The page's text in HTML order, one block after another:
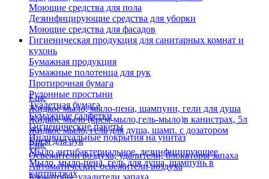
Моющие средства для пола
Дезинфицирующие средства для уборки
Моющие средства для фасадов
Гигиеническая продукция для санитарных комнат и
кухонь
Бумажная продукция
Бумажные полотенца для рук
Протирочная бумага
Рулонные простыни
Туалетная бумага
Бумажные салфетки
Гигиенические пакеты
Индивидуальные покрытия на унитаз
Еще
Жидкое мыло, мыло-пена, шампуни, гели для душа
Жидкое мыло (крем-мыло,гель-мыло)в канистрах, 5л
Жидкое мыло, гель для душа, шамп. с дозатором
Крем для рук
Мыло антибактериальное, дезинфицирующее
Мыло, мыло-пена, гель для душа, шампунь в
картриджах
Еще
Освежители воздуха, удалители, блокаторы запаха
Автоматические освежители воздуха
Блокаторы, удалители запаха